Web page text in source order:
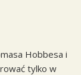
Hobbesa i
tylko w